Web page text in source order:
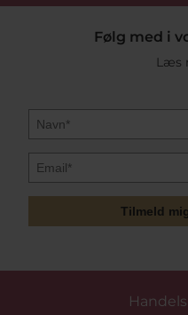
Følg med i
Læs
Tilmeld